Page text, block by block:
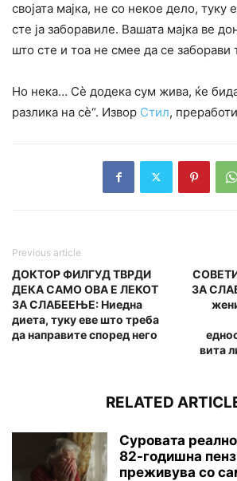
својата мајка, не со некое дело, туку
сте ја заборавиле. Вашата мајка ве
што сте и тоа не смее да се заборави
Но нека… Сè додека сум жива, ќе
разлика на сè“. Извор Стил,
Previous article
ДОКТОР ФИЛГУД ТВРДИ
ДЕКА САМО ОВА Е ЛЕКОТ
ЗА СЛАБЕЕЊЕ: Ниедна
диета, туку еве што треба
да направите според него
ЗА
вита
RELATED
Суровата
82-годишна
преживува со